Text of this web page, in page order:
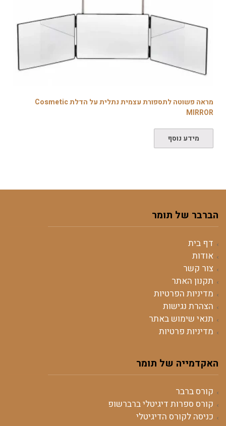
מראה פשוטה לתספורת עצמית נתלית על הדלת Cosmetic
MIRROR
מידע נוסף
הברבר של תומר
דף בית
אודות
צור קשר
תקנון האתר
מדיניות הפרטיות
הצהרת נגישות
תנאי שימוש באתר
מדיניות פרטיות
האקדמייה של תומר
קורס ברבר
קורס ספרות דיגיטלי ברברשופ
כניסה לקורס הדיגיטלי